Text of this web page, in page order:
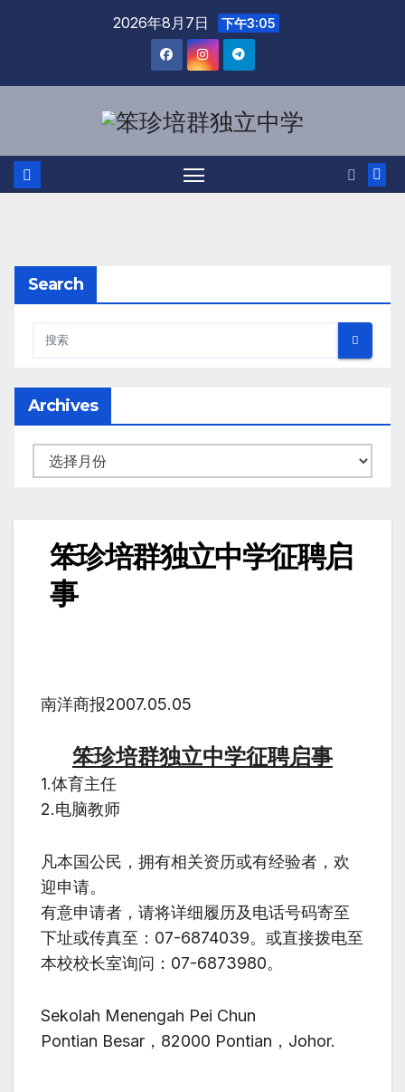
2026年8月7日 下午3:05
Search
Archives
Archives
笨珍培群独立中学征聘启
事
南洋商报2007.05.05
笨珍培群独立中学征聘启事
1.体育主任
2.电脑教师
凡本国公民，拥有相关资历或有经验者，欢
迎申请。
有意申请者，请将详细履历及电话号码寄至
下址或传真至：07-6874039。或直接拨电至
本校校长室询问：07-6873980。
Sekolah Menengah Pei Chun
Pontian Besar，82000 Pontian，Johor.